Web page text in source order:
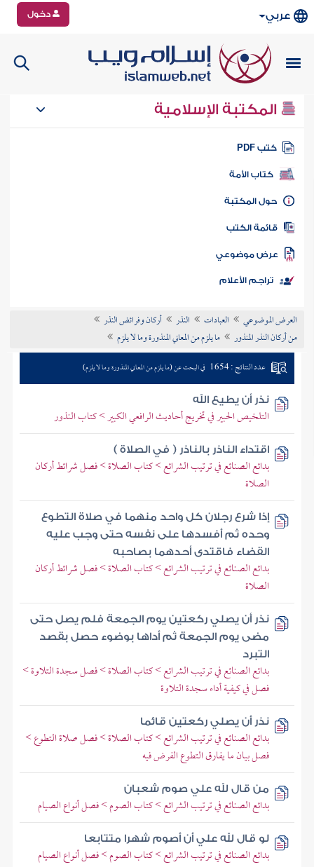
عربي دخول
المكتبة الإسلامية
كتب PDF
كتاب الأمة
المكتبة
الكتب
موضوعي
تراجم الأعلام
العرض الموضوعي العبادات النذر
أركان وفرائض النذر
من أركان النذر المنذور
ما يلزم من المعاني المنذورة وما لا يلزم
عدد النتائج : 1654 في البحث عن (ما يلزم من المعاني المنذورة وما لا يلزم)
نذر أن يطيع الله
التلخيص الحبير في تخريج أحاديث الرافعي الكبير > كتاب النذور
اقتداء الناذر بالناذر ( في الصلاة )
بدائع الصنائع في ترتيب الشرائع > كتاب الصلاة > فصل شرائط أركان
الصلاة
إذا شرع رجلان كل واحد منهما في صلاة التطوع
وحده ثم أفسدها على نفسه حتى وجب عليه
القضاء فاقتدى أحدهما بصاحبه
بدائع الصنائع في ترتيب الشرائع > كتاب الصلاة > فصل شرائط أركان
الصلاة
نذر أن يصلي ركعتين يوم الجمعة فلم يصل حتى
مضى يوم الجمعة ثم أداها بوضوء حصل بقصد
التبرد
بدائع الصنائع في ترتيب الشرائع > كتاب الصلاة > فصل سجدة التلاوة >
فصل في كيفية أداء سجدة التلاوة
نذر أن يصلي ركعتين قائما
بدائع الصنائع في ترتيب الشرائع > كتاب الصلاة > فصل صلاة التطوع >
فصل بيان ما يفارق التطوع الفرض فيه
من قال لله علي صوم شعبان
بدائع الصنائع في ترتيب الشرائع > كتاب الصوم > فصل أنواع الصيام
لو قال لله علي أن أصوم شهرا متتابعا
بدائع الصنائع في ترتيب الشرائع > كتاب الصوم > فصل أنواع الصيام